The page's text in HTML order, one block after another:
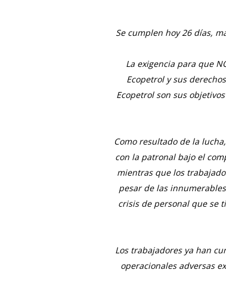
Se cumplen hoy 26 días,
La exigencia para que
Ecopetrol y sus
Ecopetrol son sus
Como resultado de la
con la patronal bajo el
mientras que los
pesar de las
crisis de personal que se
Los trabajadores ya han
operacionales adversas